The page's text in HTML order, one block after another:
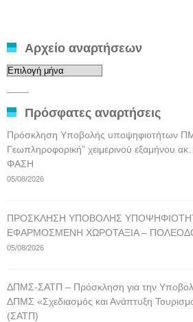
Αρχείο αναρτήσεων
Αρχείο
Πρόσφατες αναρτήσεις
Πρόσκληση Υποβολής υποψηφιοτήτων
Γεωπληροφορική” χειμερινού εξαμήνου
ΦΑΣΗ
05/08/2026
ΠΡΟΣΚΛΗΣΗ ΥΠΟΒΟΛΗΣ
ΕΦΑΡΜΟΣΜΕΝΗ ΧΩΡΟΤΑΞΙΑ –
05/08/2026
ΔΠΜΣ-ΣΑΤΠ – Πρόσκληση για την
ΔΠΜΣ «Σχεδιασμός και Ανάπτυξη
(ΣΑΤΠ)